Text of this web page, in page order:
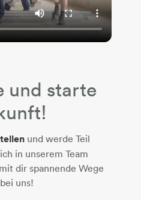
und starte
und werde Teil
in unserem Team
dir spannende Wege
uns!